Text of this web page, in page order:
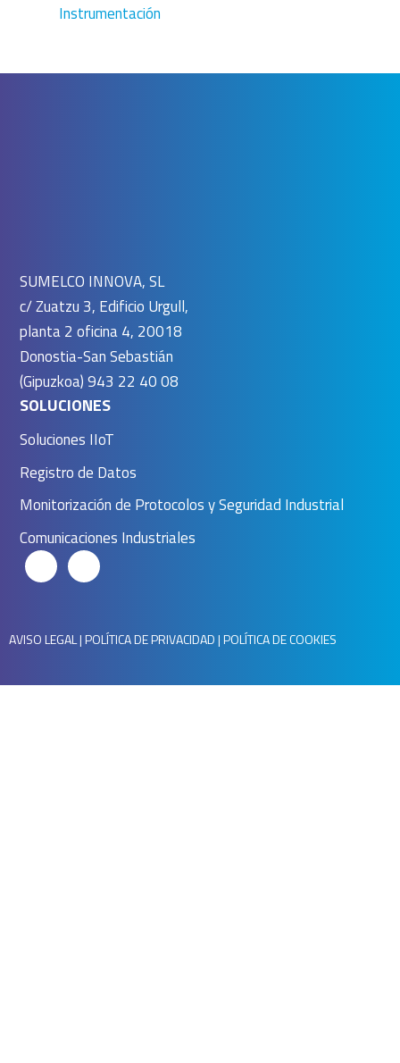
Instrumentación
SUMELCO INNOVA, SL
c/ Zuatzu 3, Edificio Urgull,
planta 2 oficina 4, 20018
Donostia-San Sebastián
(Gipuzkoa) 943 22 40 08
SOLUCIONES
Soluciones IIoT
Registro de Datos
Monitorización de Protocolos y Seguridad Industrial
Comunicaciones Industriales
AVISO LEGAL|POLÍTICA DE PRIVACIDAD|POLÍTICA DE COOKIES